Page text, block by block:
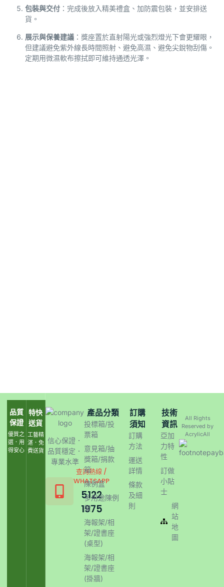
包裝與交付 ：完成後放入精美禮盒、加防震包裝，並安排送
貨 。
展示與保養建議 ：獎座置於直射陽光或強烈燈光下會更耀眼，
但建議避免紫外線長時間照射、避免高濕、避免尖銳物刮傷。
定期用微濕軟布擦拭即可維持通透光澤。
品質
保證
優質之
選．用
得安心
特快
送貨
工藝精
湛．免
費送貨
信心保證．
品質穩定．
專業水準
查詢熱線 /
WHATSAPP
5122
1975
產品分類
投標箱/投
票箱
意見箱/抽
獎箱/捐款
箱
陳例盒
多用途陳例
架
海報架/相
架/證書座
(桌型)
海報架/相
架/證書座
(掛牆)
訂購
須知
訂購
方法
運送
詳情
條款
及細
則
技術
資訊
亞加
力特
性
訂做
小貼
士
網
站
地
圖
All Rights
Reserved by
AcrylicAll